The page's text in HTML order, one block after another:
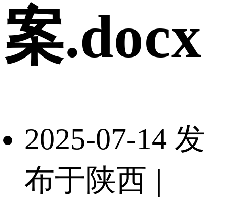
案.docx
2025-07-14 发
布于陕西 |